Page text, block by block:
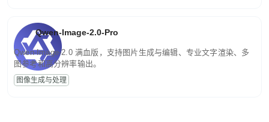
Qwen-Image-2.0-Pro
Qwen-Image-2.0 满血版，支持图片生成与编辑、专业文字渲染、多
图参考和高分辨率输出。
图像生成与处理